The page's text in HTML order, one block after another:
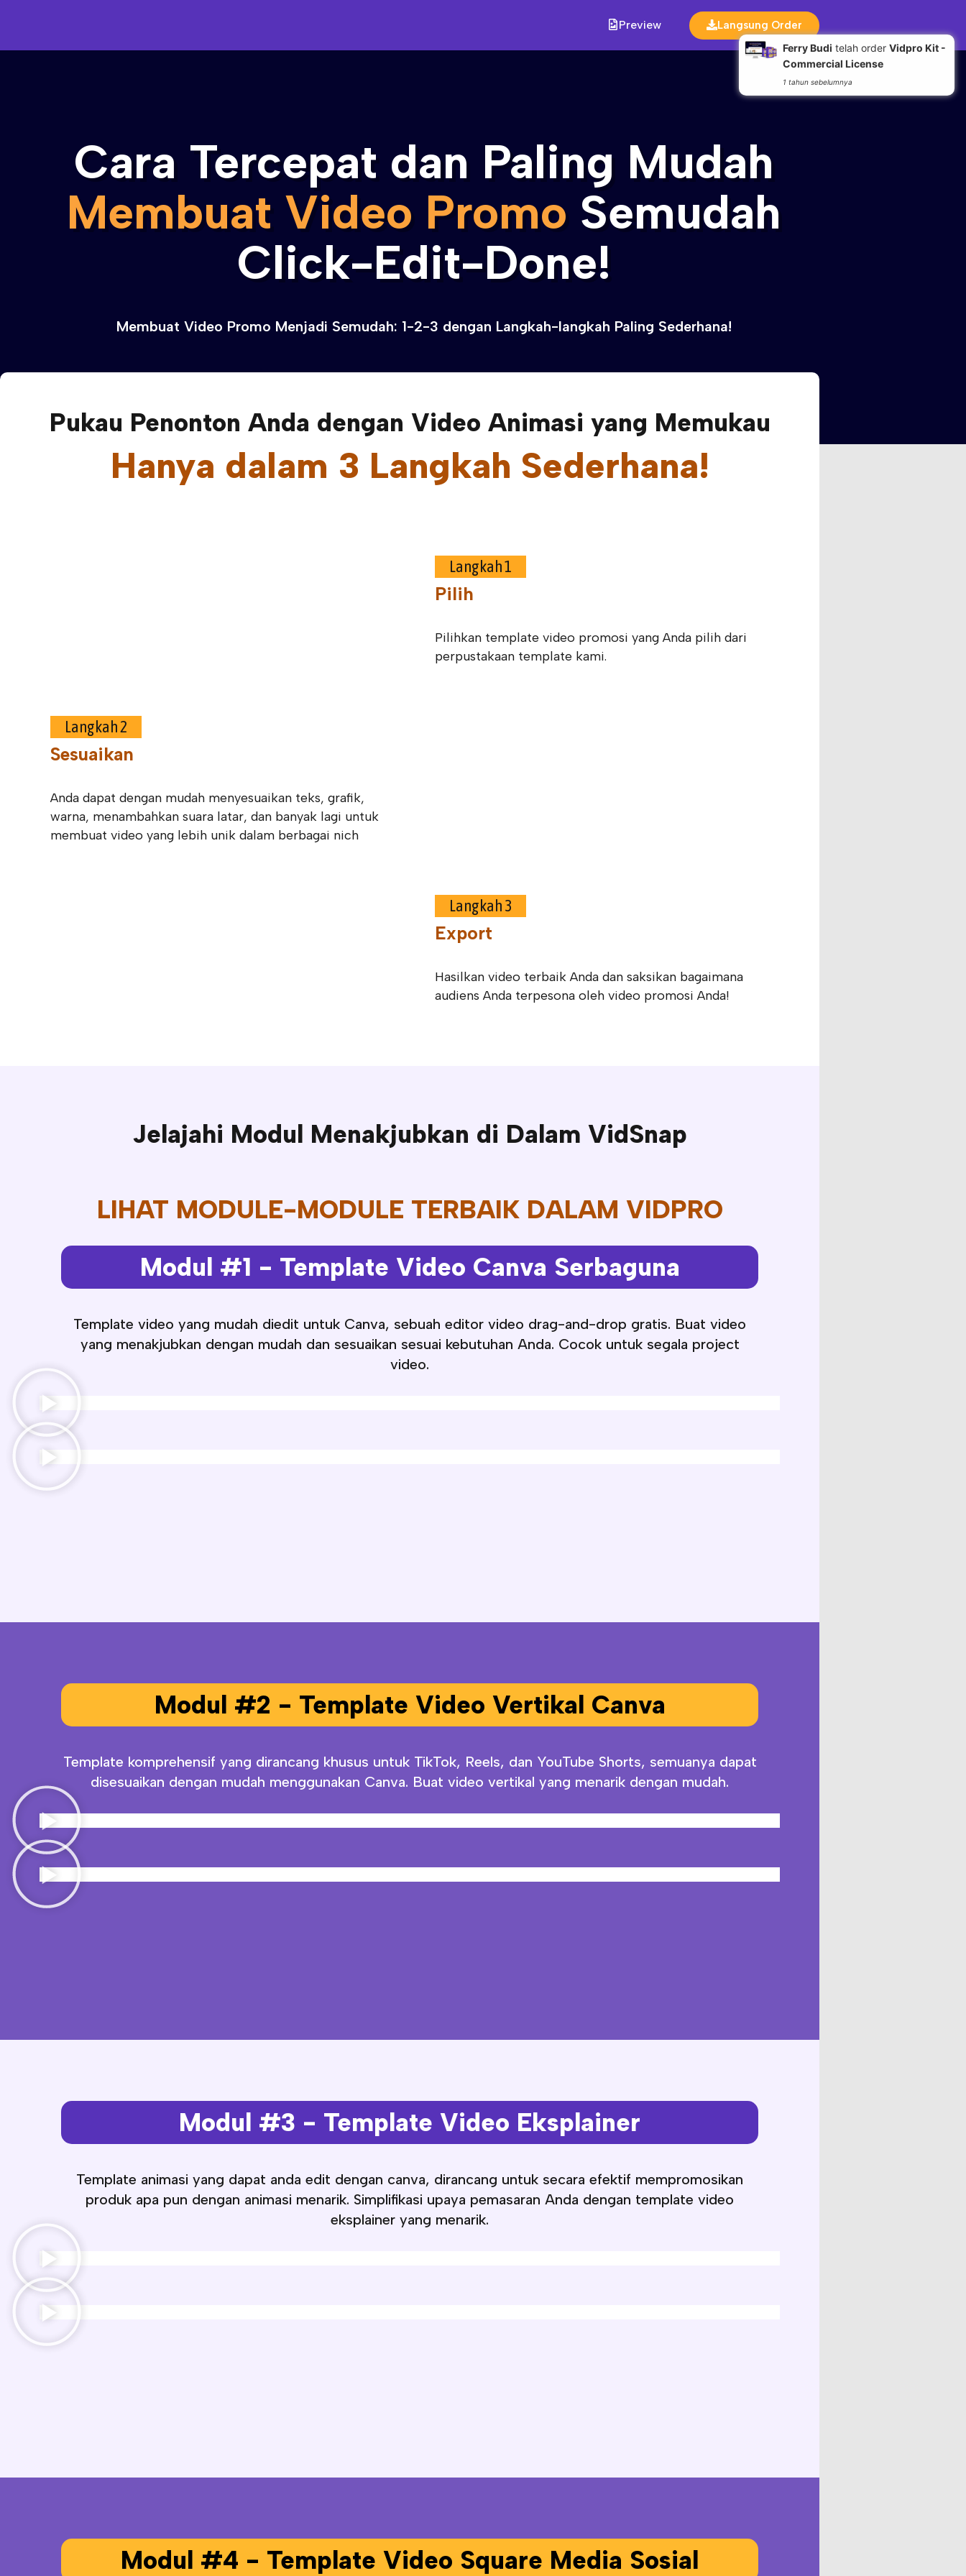
Preview Langsung Order
Cara Tercepat dan Paling Mudah
Membuat Video Promo Semudah
Click-Edit-Done!
Membuat Video Promo Menjadi Semudah: 1-2-3 dengan Langkah-langkah Paling Sederhana!
Pukau Penonton Anda dengan Video Animasi yang Memukau
Hanya dalam 3 Langkah Sederhana!
Langkah 1
Pilih
Pilihkan template video promosi yang Anda pilih dari
perpustakaan template kami.
Langkah 2
Sesuaikan
Anda dapat dengan mudah menyesuaikan teks, grafik,
warna, menambahkan suara latar, dan banyak lagi untuk
membuat video yang lebih unik dalam berbagai nich
Langkah 3
Export
Hasilkan video terbaik Anda dan saksikan bagaimana
audiens Anda terpesona oleh video promosi Anda!
Jelajahi Modul Menakjubkan di Dalam VidSnap
LIHAT MODULE-MODULE TERBAIK DALAM VIDPRO
Modul #1 - Template Video Canva Serbaguna
Template video yang mudah diedit untuk Canva, sebuah editor video drag-and-drop gratis. Buat video
yang menakjubkan dengan mudah dan sesuaikan sesuai kebutuhan Anda. Cocok untuk segala project
video.
Modul #2 - Template Video Vertikal Canva
Template komprehensif yang dirancang khusus untuk TikTok, Reels, dan YouTube Shorts, semuanya dapat
disesuaikan dengan mudah menggunakan Canva. Buat video vertikal yang menarik dengan mudah.
Modul #3 - Template Video Eksplainer
Template animasi yang dapat anda edit dengan canva, dirancang untuk secara efektif mempromosikan
produk apa pun dengan animasi menarik. Simplifikasi upaya pemasaran Anda dengan template video
eksplainer yang menarik.
Modul #4 - Template Video Square Media Sosial
Ferry Budi telah orderVidpro Kit -
Commercial License
1 tahun sebelumnya